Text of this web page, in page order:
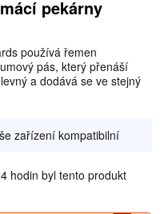
pekárny
používá řemen
pás, který přenáší
a dodává se ve stejný
zařízení kompatibilní
hodin byl tento produkt